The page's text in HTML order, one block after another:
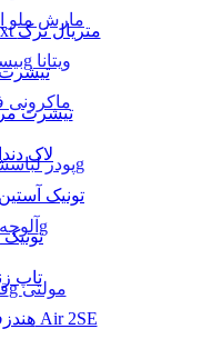
مارش ملو
بیسکوییت مادر پذیرایی 350g ویتانا
تیشرت مردانه برند Madmext متریال ترک
تیشرت
تیشرت
لاک
تونیک
تاپ
هندزفری شیائومی بلوتوثی مدل Air 2SE